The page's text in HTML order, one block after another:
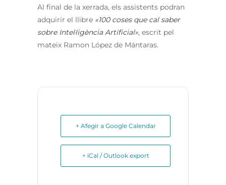
Al final de la xerrada, els assistents podran
adquirir el llibre «100 coses que cal saber
sobre Intel·ligència Artificial», escrit pel
mateix Ramon López de Mántaras.
+ Afegir a Google Calendar
+ iCal / Outlook export